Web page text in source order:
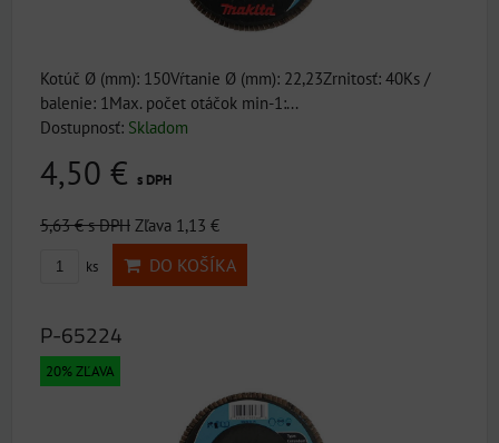
Kotúč Ø (mm): 150Vŕtanie Ø (mm): 22,23Zrnitosť: 40Ks /
balenie: 1Max. počet otáčok min-1:...
Dostupnosť: Skladom
4,50 € s DPH
5,63 €s DPH Zľava 1,13 €
ks DO KOŠÍKA
P-65224
20% ZĽAVA